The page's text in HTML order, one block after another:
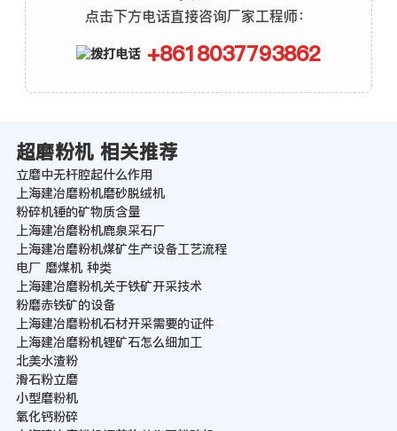
点击下方电话直接咨询厂家工程师：
+8618037793862
超磨粉机 相关推荐
立磨中无杆腔起什么作用
上海建冶磨粉机磨砂脱绒机
粉碎机锤的矿物质含量
上海建冶磨粉机鹿泉采石厂
上海建冶磨粉机煤矿生产设备工艺流程
电厂 磨煤机 种类
上海建冶磨粉机关于铁矿开采技术
粉磨赤铁矿的设备
上海建冶磨粉机石材开采需要的证件
上海建冶磨粉机锂矿石怎么细加工
北美水渣粉
滑石粉立磨
小型磨粉机
氧化钙粉碎